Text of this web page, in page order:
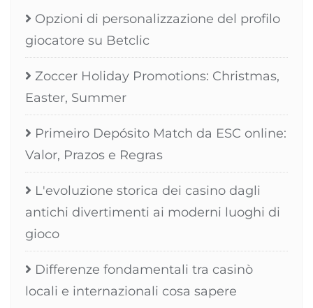
Opzioni di personalizzazione del profilo
giocatore su Betclic
Zoccer Holiday Promotions: Christmas,
Easter, Summer
Primeiro Depósito Match da ESC online:
Valor, Prazos e Regras
L'evoluzione storica dei casino dagli
antichi divertimenti ai moderni luoghi di
gioco
Differenze fondamentali tra casinò
locali e internazionali cosa sapere